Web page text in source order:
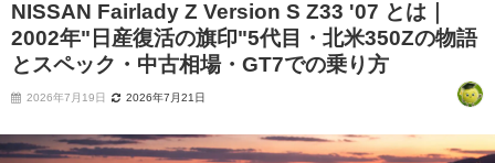
NISSAN Fairlady Z Version S Z33 '07 とは｜
2002年"日産復活の旗印"5代目・北米350Zの物語
とスペック・中古相場・GT7での乗り方
2026年7月19日 2026年7月21日